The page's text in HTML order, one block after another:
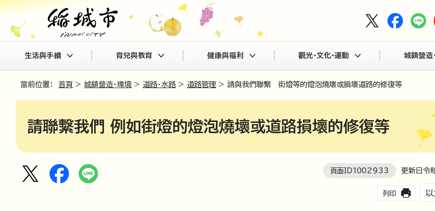
生活與手續 育兒與教育 健康與福利 觀光・文化・運動 城鎮營造
當前位置： 首頁 > 城鎮營造・環境 > 道路・水路 > 道路管理 > 請與我們聯繫 街燈等的燈泡燒壞或損壞道路的修復等
請聯繫我們 例如街燈的燈泡燒壞或道路損壞的修復等
頁面ID1002933 更新日令
列印